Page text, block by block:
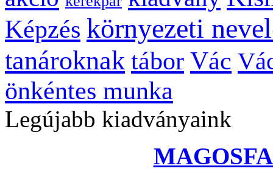
Képzés környezeti
tanároknak tábor Vác
önkéntes munka
Legújabb kiadványaink